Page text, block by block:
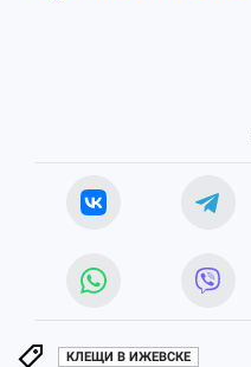
КЛЕЩИ В ИЖЕВСКЕ